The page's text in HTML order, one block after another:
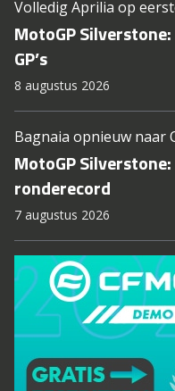
Volledig Aprilia op
MotoGP
GP’s
8 augustus 2026
Bagnaia opnieuw naar
MotoGP
ronderecord
7 augustus 2026